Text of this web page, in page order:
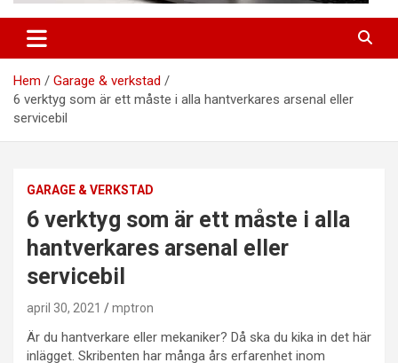
Hem
Garage & verkstad
6 verktyg som är ett måste i alla hantverkares arsenal eller
servicebil
GARAGE & VERKSTAD
6 verktyg som är ett måste i alla
hantverkares arsenal eller
servicebil
april 30, 2021 mptron
Är du hantverkare eller mekaniker? Då ska du kika in det här
inlägget. Skribenten har många års erfarenhet inom